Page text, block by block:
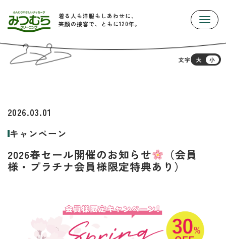
着る人も洋服もしあわせに、
笑顔の接客で、ともに120年。
文字 大 小
2026.03.01
キャンペーン
2026春セール開催のお知らせ
（会員
様・プラチナ会員様限定特典あり）